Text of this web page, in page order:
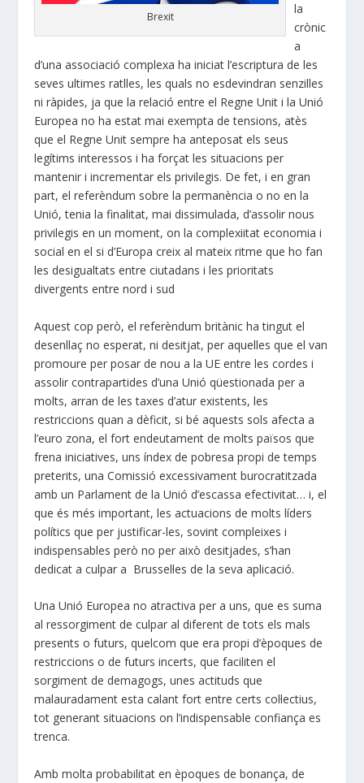
Brexit
la
crònic
a
d’una associació complexa ha iniciat l’escriptura de les
seves ultimes ratlles, les quals no esdevindran senzilles
ni ràpides, ja que la relació entre el Regne Unit i la Unió
Europea no ha estat mai exempta de tensions, atès
que el Regne Unit sempre ha anteposat els seus
legítims interessos i ha forçat les situacions per
mantenir i incrementar els privilegis. De fet, i en gran
part, el referèndum sobre la permanència o no en la
Unió, tenia la finalitat, mai dissimulada, d’assolir nous
privilegis en un moment, on la complexiitat economia i
social en el si d’Europa creix al mateix ritme que ho fan
les desigualtats entre ciutadans i les prioritats
divergents entre nord i sud
Aquest cop però, el referèndum britànic ha tingut el
desenllaç no esperat, ni desitjat, per aquelles que el van
promoure per posar de nou a la UE entre les cordes i
assolir contrapartides d’una Unió qüestionada per a
molts, arran de les taxes d’atur existents, les
restriccions quan a dèficit, si bé aquests sols afecta a
l’euro zona, el fort endeutament de molts països que
frena iniciatives, uns índex de pobresa propi de temps
preterits, una Comissió excessivament burocratitzada
amb un Parlament de la Unió d’escassa efectivitat… i, el
que és més important, les actuacions de molts líders
polítics que per justificar-les, sovint compleixes i
indispensables però no per això desitjades, s’han
dedicat a culpar a Brussel·les de la seva aplicació.
Una Unió Europea no atractiva per a uns, que es suma
al ressorgiment de culpar al diferent de tots els mals
presents o futurs, quelcom que era propi d’èpoques de
restriccions o de futurs incerts, que faciliten el
sorgiment de demagogs, unes actituds que
malauradament esta calant fort entre certs col·lectius,
tot generant situacions on l’indispensable confiança es
trenca.
Amb molta probabilitat en èpoques de bonança, de